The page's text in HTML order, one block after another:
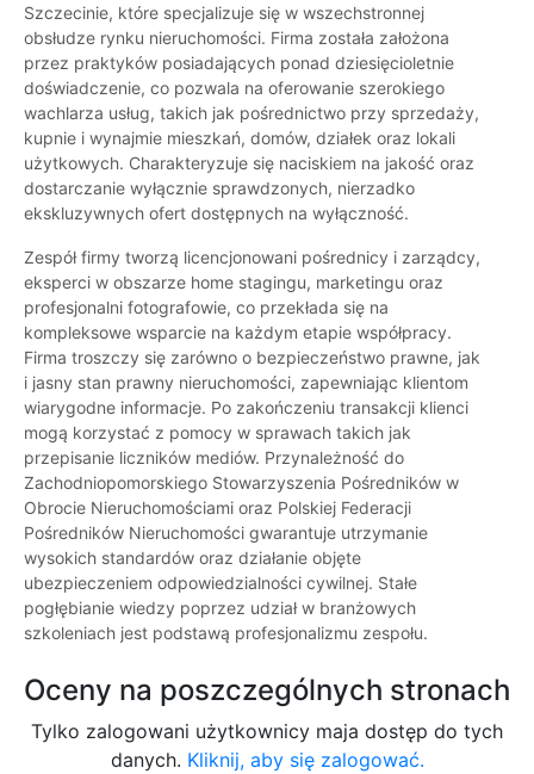
Szczecinie, które specjalizuje się w wszechstronnej
obsłudze rynku nieruchomości. Firma została założona
przez praktyków posiadających ponad dziesięcioletnie
doświadczenie, co pozwala na oferowanie szerokiego
wachlarza usług, takich jak pośrednictwo przy sprzedaży,
kupnie i wynajmie mieszkań, domów, działek oraz lokali
użytkowych. Charakteryzuje się naciskiem na jakość oraz
dostarczanie wyłącznie sprawdzonych, nierzadko
ekskluzywnych ofert dostępnych na wyłączność.
Zespół firmy tworzą licencjonowani pośrednicy i zarządcy,
eksperci w obszarze home stagingu, marketingu oraz
profesjonalni fotografowie, co przekłada się na
kompleksowe wsparcie na każdym etapie współpracy.
Firma troszczy się zarówno o bezpieczeństwo prawne, jak
i jasny stan prawny nieruchomości, zapewniając klientom
wiarygodne informacje. Po zakończeniu transakcji klienci
mogą korzystać z pomocy w sprawach takich jak
przepisanie liczników mediów. Przynależność do
Zachodniopomorskiego Stowarzyszenia Pośredników w
Obrocie Nieruchomościami oraz Polskiej Federacji
Pośredników Nieruchomości gwarantuje utrzymanie
wysokich standardów oraz działanie objęte
ubezpieczeniem odpowiedzialności cywilnej. Stałe
pogłębianie wiedzy poprzez udział w branżowych
szkoleniach jest podstawą profesjonalizmu zespołu.
Oceny na poszczególnych stronach
Tylko zalogowani użytkownicy maja dostęp do tych
danych. Kliknij, aby się zalogować.